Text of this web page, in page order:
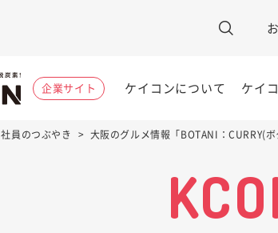
企業サイト ケイコンについて ケイ
社員のつぶやき > 大阪のグルメ情報「BOTANI：CURRY(ボ